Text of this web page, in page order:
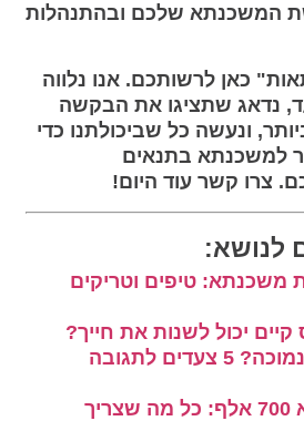
המשכנתא שלכם ובהתנהלות
כאן לרשותכם. אנו נלווה
נדאג שתציגו את הבקשה
ונעשה כל שביכולתנו כדי
למשכנתא בתנאים
צרו קשר עוד היום!
לנושא:
משכנתא: טיפים וטריקים
קיים יכול לשנות את חייך?
הערכת שמאי נמוכה? 5 צעדים לתגובה
החזר משכנתא 700 אלף: כל מה שצריך